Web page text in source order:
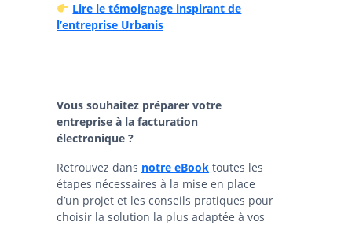
Lire le témoignage inspirant de
l’entreprise Urbanis
Vous souhaitez préparer votre
entreprise à la facturation
électronique ?
Retrouvez dans notre eBook toutes les
étapes nécessaires à la mise en place
d’un projet et les conseils pratiques pour
choisir la solution la plus adaptée à vos